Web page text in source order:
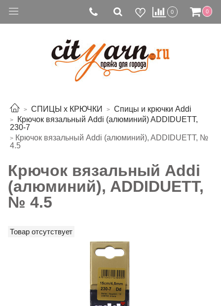
0 0 0
СПИЦЫ х КРЮЧКИ
Спицы и крючки Addi
Крючок вязальный Addi (алюминий) ADDIDUETT,
230-7
Крючок вязальный Addi (алюминий), ADDIDUETT, №
4.5
Крючок вязальный Addi
(алюминий), ADDIDUETT,
№ 4.5
Товар отсутствует